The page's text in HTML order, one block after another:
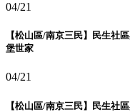
04/21
【松山區/南京三民】民生社
堡世家
04/21
【松山區/南京三民】民生社